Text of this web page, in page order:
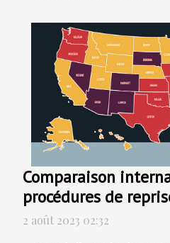
Comparaison
procédures de
2 août 2023 02:32